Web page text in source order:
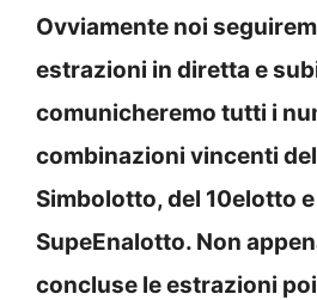
Ovviamente noi
estrazioni in diretta e
comunicheremo tutti i
combinazioni vincenti
Simbolotto, del 10elotto
SupeEnalotto. Non
concluse le estrazioni